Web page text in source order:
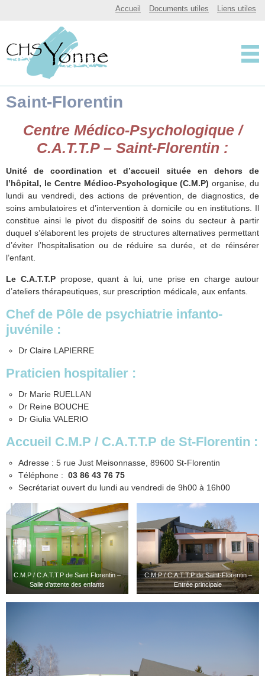
Accueil Documents utiles Liens utiles
CHSY, Centre Hospitalier Spécialisé de l'Yonne
Saint-Florentin
Centre Médico-Psychologique /
C.A.T.T.P – Saint-Florentin :
Unité de coordination et d’accueil située en dehors de
l’hôpital, le Centre Médico-Psychologique (C.M.P) organise, du
lundi au vendredi, des actions de prévention, de diagnostics, de
soins ambulatoires et d’intervention à domicile ou en institutions. Il
constitue ainsi le pivot du dispositif de soins du secteur à partir
duquel s’élaborent les projets de structures alternatives permettant
d’éviter l’hospitalisation ou de réduire sa durée, et de réinsérer
l’enfant.
Le C.A.T.T.Ppropose, quant à lui, une prise en charge autour
d’ateliers thérapeutiques, sur prescription médicale, aux enfants.
Chef de Pôle de psychiatrie infanto-
juvénile :
Dr Claire LAPIERRE
Praticien hospitalier :
Dr Marie RUELLAN
Dr Reine BOUCHE
Dr Giulia VALERIO
Accueil C.M.P / C.A.T.T.P de St-Florentin :
Adresse : 5 rue Just Meisonnasse, 89600 St-Florentin
Téléphone : 03 86 43 76 75
Secrétariat ouvert du lundi au vendredi de 9h00 à 16h00
C.M.P / C.A.T.T.P de Saint Florentin –
Salle d’attente des enfants
C.M.P / C.A.T.T.P de Saint-Florentin –
Entrée principale